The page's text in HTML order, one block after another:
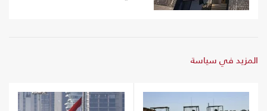
المزيد في سياسة